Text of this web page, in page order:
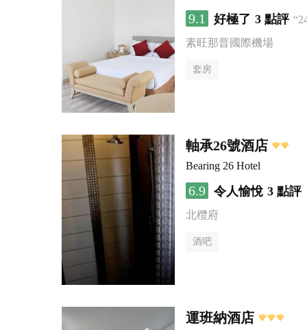
9.1 好極了 3 點評
素旺那普國際機場
套房
軸承26號酒店
Bearing 26 Hotel
6.9 令人愉悅 3 點評
北欖府
酒吧
運班納酒店